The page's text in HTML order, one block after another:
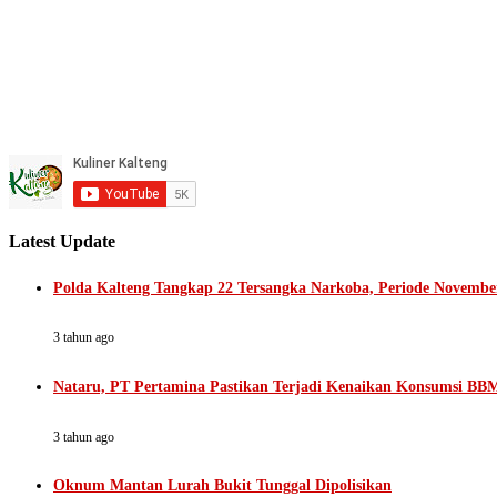
Latest Update
Polda Kalteng Tangkap 22 Tersangka Narkoba, Periode
3 tahun ago
Nataru, PT Pertamina Pastikan Terjadi Kenaikan Konsumsi
3 tahun ago
Oknum Mantan Lurah Bukit Tunggal Dipolisikan